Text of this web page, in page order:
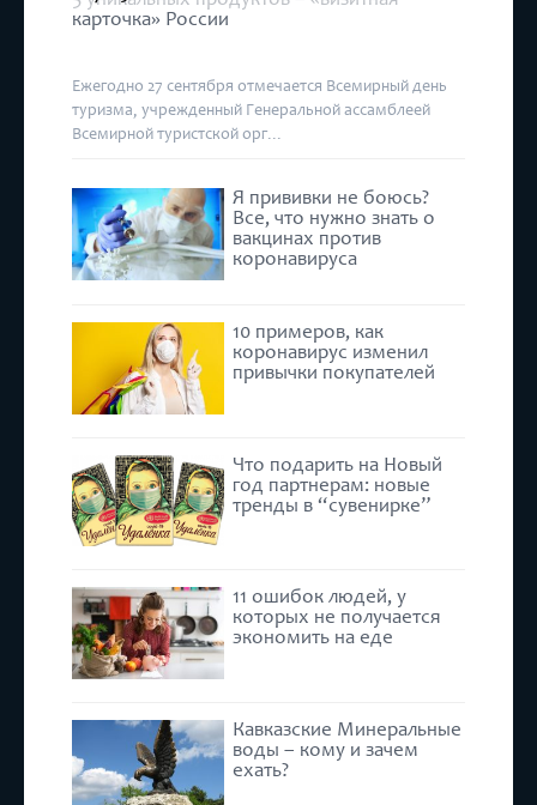
карточка» России
Ежегодно 27 сентября отмечается Всемирный день
туризма, учрежденный Генеральной ассамблеей
Всемирной туристской орг...
Я прививки не боюсь?
Все, что нужно знать о
вакцинах против
коронавируса
10 примеров, как
коронавирус изменил
привычки покупателей
Что подарить на Новый
год партнерам: новые
тренды в “сувенирке”
11 ошибок людей, у
которых не получается
экономить на еде
Кавказские Минеральные
воды – кому и зачем
ехать?